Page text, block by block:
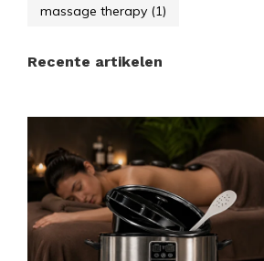
massage therapy (1)
Recente artikelen